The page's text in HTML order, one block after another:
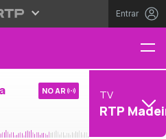
Entrar
NO AR TV
RTP